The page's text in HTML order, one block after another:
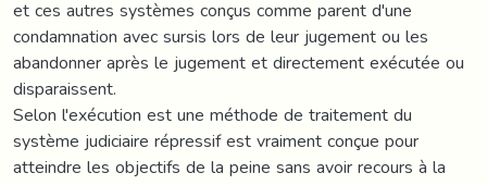
et ces autres systèmes conçus comme parent d'une
condamnation avec sursis lors de leur jugement ou les
abandonner après le jugement et directement exécutée ou
disparaissent.
Selon l'exécution est une méthode de traitement du
système judiciaire répressif est vraiment conçue pour
atteindre les objectifs de la peine sans avoir recours à la